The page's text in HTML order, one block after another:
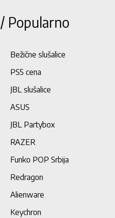
Popularno
Bežične slušalice
PS5 cena
JBL slušalice
ASUS
JBL Partybox
RAZER
Funko POP Srbija
Redragon
Alienware
Keychron